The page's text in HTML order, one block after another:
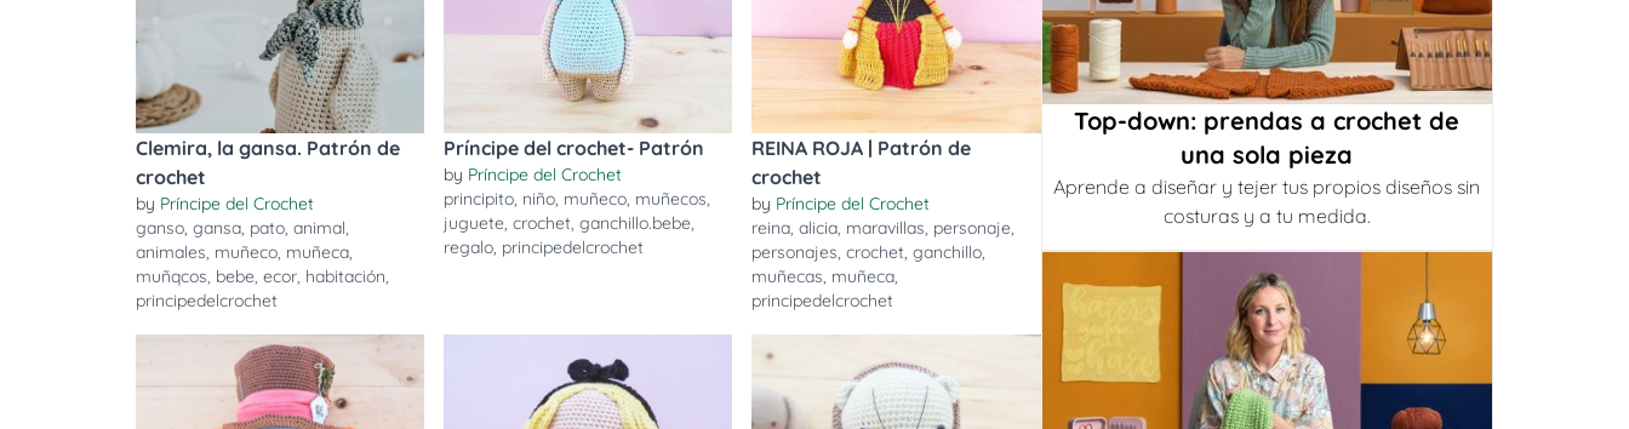
Clemira, la gansa. Patrón de
crochet
by Príncipe del Crochet
ganso, gansa, pato, animal,
animales, muñeco, muñeca,
muñqcos, bebe, ecor, habitación,
principedelcrochet
Príncipe del crochet- Patrón
by Príncipe del Crochet
principito, niño, muñeco, muñecos,
juguete,crochet,ganchillo.bebe,
regalo, principedelcrochet
REINA ROJA | Patrón de
crochet
by Príncipe del Crochet
reina,alicia, maravillas, personaje,
personajes,crochet,ganchillo,
muñecas, muñeca,
principedelcrochet
Top-down: prendas a crochet de
una sola pieza
Aprende a diseñar y tejer tus propios diseños sin
costuras y a tu medida.